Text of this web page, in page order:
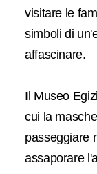
visitare le
simboli di
affascinare.
Il Museo
cui la
passeggiare
assaporare